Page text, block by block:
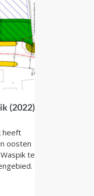
(2022)
heeft
oosten
te